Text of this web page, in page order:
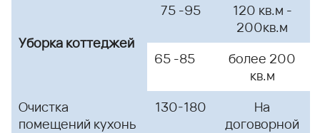
Уборка коттеджей
75 -95
120 кв.м -
200кв.м
65 -85
более 200
кв.м
Очистка
помещений кухонь
130-180
На
договорной